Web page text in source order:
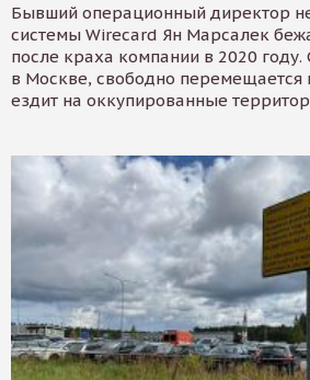
Бывший операционный директор
системы Wirecard Ян Марсалек
после краха компании в 2020 году.
в Москве, свободно перемещается
ездит на оккупированные